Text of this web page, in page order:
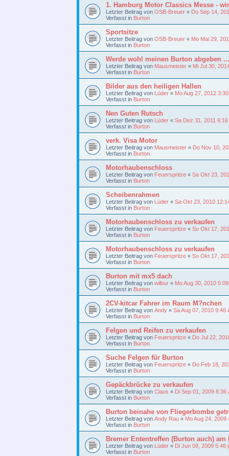
1. Hamburg Motor Classics Messe -
Letzter Beitrag von OSB-Breuer « Do Sep 14,
Verfasst in Burton
Sportsitze
Letzter Beitrag von OSB-Breuer « Mo Mai 29,
Verfasst in Burton
Werde wohl meinen Burton abgeben
Letzter Beitrag von Mausmeister « Mi Jul 30,
Verfasst in Burton
Bilder aus den heiligen Hallen
Letzter Beitrag von Lüder « Mo Aug 27, 2012
Verfasst in Burton
Nen Guten Rutsch
Letzter Beitrag von Lüder « Sa Dez 31, 2011 6:16
Verfasst in Burton
verk. Visa Motor
Letzter Beitrag von Mausmeister « Do Nov 10,
Verfasst in Burton
Motorhaubenschloss
Letzter Beitrag von Feuerspritze « Sa Okt 23,
Verfasst in Burton
Scheibenrahmen
Letzter Beitrag von Lüder « Sa Okt 23, 2010
Verfasst in Burton
Motorhaubenschloss zu verkaufen
Letzter Beitrag von Feuerspritze « So Okt 17,
Verfasst in Burton
Motorhaubenschloss zu verkaufen
Letzter Beitrag von Feuerspritze « So Okt 17,
Verfasst in Burton
Burton mit mx5 dach
Letzter Beitrag von wilbur « Mo Aug 30, 2010
Verfasst in Burton
2CV-kitcar Fahrer im Raum M?nchen
Letzter Beitrag von Andy « Sa Aug 07, 2010 9:46
Verfasst in Burton
Felgen und Reifen zu verkaufen
Letzter Beitrag von Feuerspritze « Do Jul 22,
Verfasst in Burton
Suche Felgen für Burton
Letzter Beitrag von Feuerspritze « Do Feb 18,
Verfasst in Burton
Gepäckbrücke zu verkaufen
Letzter Beitrag von Claus « Di Sep 01, 2009 8:36
Verfasst in Burton
Burton beinahe von Fliegerbombe
Letzter Beitrag von Andy Rau « Mo Aug 24, 2009
Verfasst in Burton
Bremer Ententreffen (Burton auch)
Letzter Beitrag von Lüder « Di Jun 09, 2009 5:46
Verfasst in Burton